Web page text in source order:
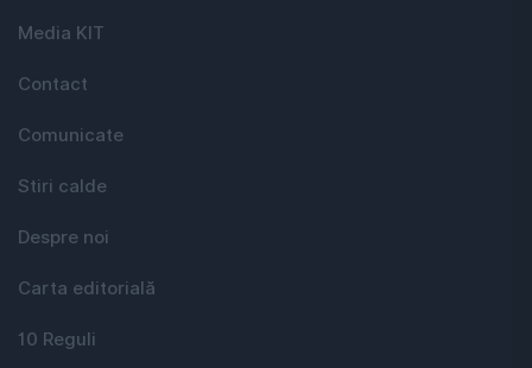
Media KIT
Contact
Comunicate
Stiri calde
Despre noi
Carta editorială
10 Reguli